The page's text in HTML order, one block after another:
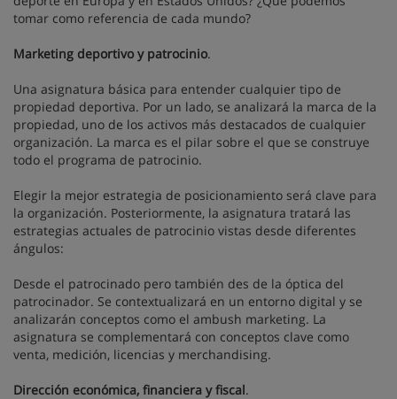
tomar como referencia de cada mundo?
Marketing deportivo y patrocinio.
Una asignatura básica para entender cualquier tipo de
propiedad deportiva. Por un lado, se analizará la marca de la
propiedad, uno de los activos más destacados de cualquier
organización. La marca es el pilar sobre el que se construye
todo el programa de patrocinio.
Elegir la mejor estrategia de posicionamiento será clave para
la organización. Posteriormente, la asignatura tratará las
estrategias actuales de patrocinio vistas desde diferentes
ángulos:
Desde el patrocinado pero también des de la óptica del
patrocinador. Se contextualizará en un entorno digital y se
analizarán conceptos como el ambush marketing. La
asignatura se complementará con conceptos clave como
venta, medición, licencias y merchandising.
Dirección económica, financiera y fiscal.